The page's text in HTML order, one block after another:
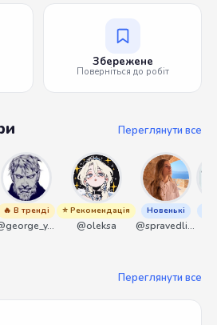
Збережене
Поверніться до робіт
Переглянути все
🔥 В тренді
@george_y_lawlett
⭐ Рекомендація
@oleksa
Новенькі
@spravedliwa
Переглянути все